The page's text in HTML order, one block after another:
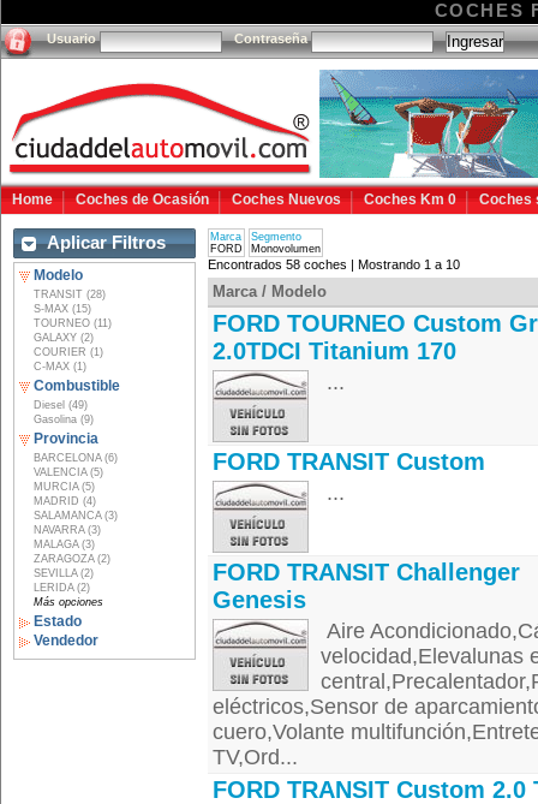
COCHES
Usuario Contraseña
Home Coches de Ocasión Coches Nuevos Coches Km 0 Coches
Aplicar Filtros
Modelo
TRANSIT (28)
S-MAX (15)
TOURNEO (11)
GALAXY (2)
COURIER (1)
C-MAX (1)
Combustible
Diesel (49)
Gasolina (9)
Provincia
BARCELONA (6)
VALENCIA (5)
MURCIA (5)
MADRID (4)
SALAMANCA (3)
NAVARRA (3)
MALAGA (3)
ZARAGOZA (2)
SEVILLA (2)
LERIDA (2)
Más opciones
Estado
Vendedor
Marca
FORD
Segmento
Monovolumen
Encontrados 58 coches | Mostrando 1 a 10
Marca / Modelo
FORD TOURNEO Custom
2.0TDCI Titanium 170
...
FORD TRANSIT Custom
...
FORD TRANSIT Challenger
Genesis
Aire
velocidad,Elevalunas
eléctricos,Sensor de
cuero,Volante
TV,Ord...
FORD TRANSIT Custom 2.0